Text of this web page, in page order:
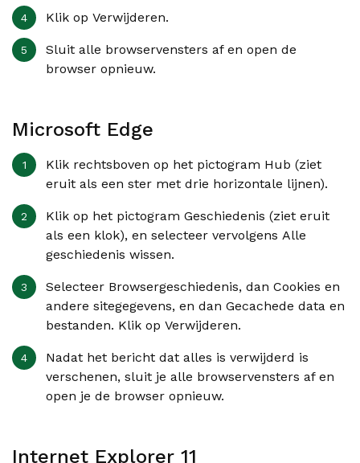
Klik op Verwijderen.
Sluit alle browservensters af en open de
browser opnieuw.
Microsoft Edge
Klik rechtsboven op het pictogram Hub (ziet
eruit als een ster met drie horizontale lijnen).
Klik op het pictogram Geschiedenis (ziet eruit
als een klok), en selecteer vervolgens Alle
geschiedenis wissen.
Selecteer Browsergeschiedenis, dan Cookies en
andere sitegegevens, en dan Gecachede data en
bestanden. Klik op Verwijderen.
Nadat het bericht dat alles is verwijderd is
verschenen, sluit je alle browservensters af en
open je de browser opnieuw.
Internet Explorer 11